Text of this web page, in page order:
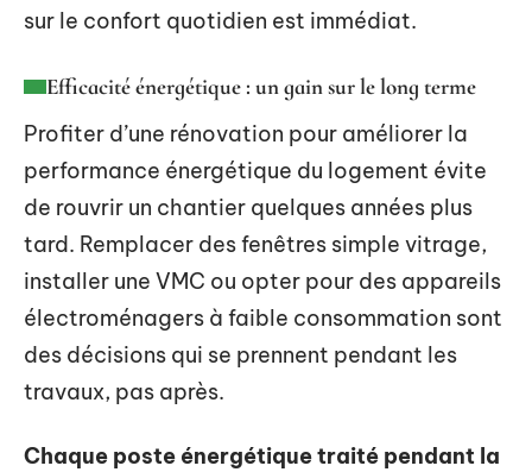
sur le confort quotidien est immédiat.
Efficacité énergétique : un gain sur le long terme
Profiter d’une rénovation pour améliorer la
performance énergétique du logement évite
de rouvrir un chantier quelques années plus
tard. Remplacer des fenêtres simple vitrage,
installer une VMC ou opter pour des appareils
électroménagers à faible consommation sont
des décisions qui se prennent pendant les
travaux, pas après.
Chaque poste énergétique traité pendant la